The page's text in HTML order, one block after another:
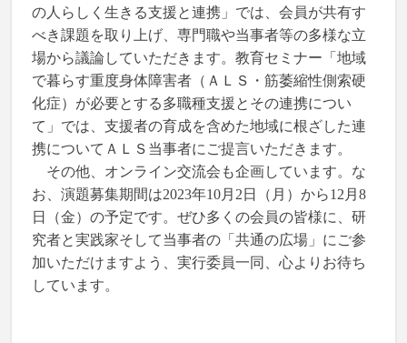
の人らしく生きる支援と連携」では、会員が共有す
べき課題を取り上げ、専門職や当事者等の多様な立
場から議論していただきます。教育セミナー「地域
で暮らす重度身体障害者（ＡＬＳ・筋萎縮性側索硬
化症）が必要とする多職種支援とその連携につい
て」では、支援者の育成を含めた地域に根ざした連
携についてＡＬＳ当事者にご提言いただきます。
その他、オンライン交流会も企画しています。な
お、演題募集期間は2023年10月2日（月）から12月8
日（金）の予定です。ぜひ多くの会員の皆様に、研
究者と実践家そして当事者の「共通の広場」にご参
加いただけますよう、実行委員一同、心よりお待ち
しています。